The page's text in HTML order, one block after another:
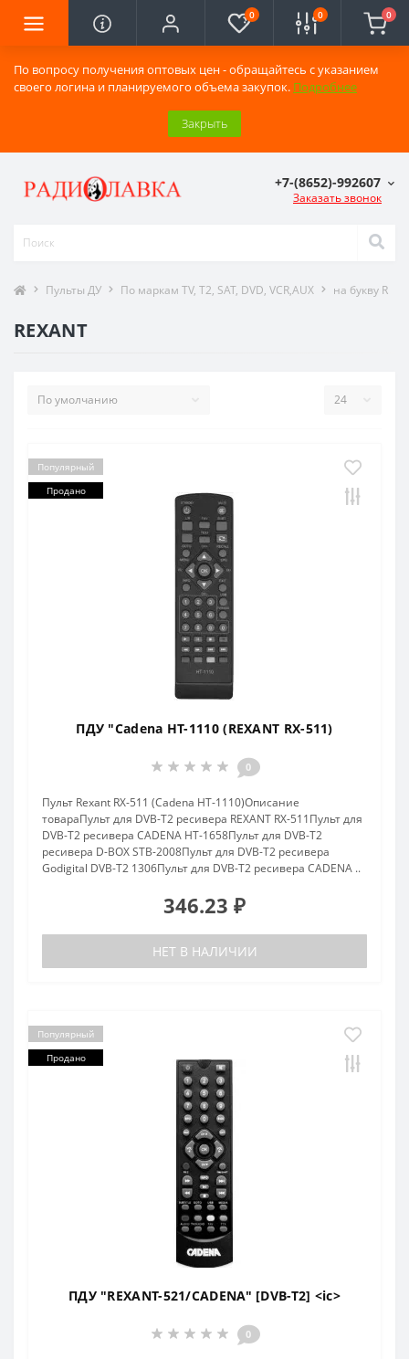
По вопросу получения оптовых цен - обращайтесь с указанием
своего логина и планируемого объема закупок. Подробнее
Закрыть
0 0 0
+7-(8652)-992607
Заказать звонок
Пульты ДУ По маркам TV, T2, SAT, DVD, VCR,AUX на букву R
REXANT
Популярный
Продано
ПДУ "Cadena HT-1110 (REXANT RX-511)
0
Пульт Rexant RX-511 (Cadena HT-1110)Описание
товараПульт для DVB-T2 ресивера REXANT RX-511Пульт для
DVB-T2 ресивера CADENA HT-1658Пульт для DVB-T2
ресивера D-BOX STB-2008Пульт для DVB-T2 ресивера
Godigital DVB-T2 1306Пульт для DVB-T2 ресивера CADENA ..
346.23 ₽
НЕТ В НАЛИЧИИ
Популярный
Продано
ПДУ "REXANT-521/CADENA" [DVB-T2] <ic>
0